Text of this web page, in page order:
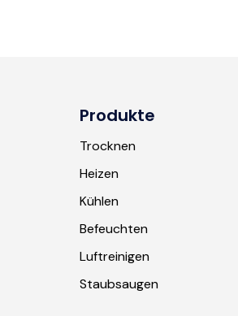
Produkte
Trocknen
Heizen
Kühlen
Befeuchten
Luftreinigen
Staubsaugen